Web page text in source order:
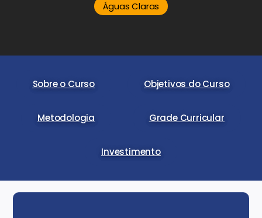
Águas Claras
Sobre o Curso Objetivos do Curso
Metodologia Grade Curricular
Investimento